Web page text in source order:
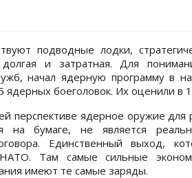
подводные лодки,
и затратная. Для
начал ядерную программу в
ядерных боеголовок. Их оценили в
перспективе ядерное оружие для
на бумаге, не является
Единственный выход,
Там самые сильные
имеют те самые заряды.